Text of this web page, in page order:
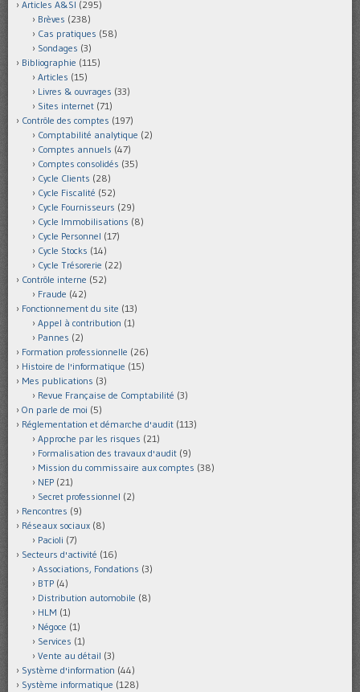
Articles A&SI (295)
Brèves (238)
Cas pratiques (58)
Sondages (3)
Bibliographie (115)
Articles (15)
Livres & ouvrages (33)
Sites internet (71)
Contrôle des comptes (197)
Comptabilité analytique (2)
Comptes annuels (47)
Comptes consolidés (35)
Cycle Clients (28)
Cycle Fiscalité (52)
Cycle Fournisseurs (29)
Cycle Immobilisations (8)
Cycle Personnel (17)
Cycle Stocks (14)
Cycle Trésorerie (22)
Contrôle interne (52)
Fraude (42)
Fonctionnement du site (13)
Appel à contribution (1)
Pannes (2)
Formation professionnelle (26)
Histoire de l'informatique (15)
Mes publications (3)
Revue Française de Comptabilité (3)
On parle de moi (5)
Réglementation et démarche d'audit (113)
Approche par les risques (21)
Formalisation des travaux d'audit (9)
Mission du commissaire aux comptes (38)
NEP (21)
Secret professionnel (2)
Rencontres (9)
Réseaux sociaux (8)
Pacioli (7)
Secteurs d'activité (16)
Associations, Fondations (3)
BTP (4)
Distribution automobile (8)
HLM (1)
Négoce (1)
Services (1)
Vente au détail (3)
Système d'information (44)
Système informatique (128)